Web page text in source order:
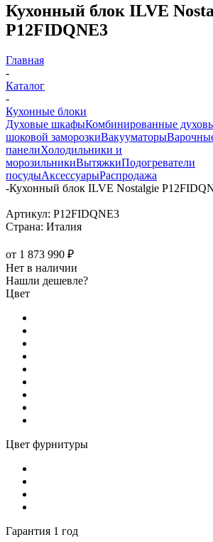
Кухонный блок ILVE
P12FIDQNE3
Главная
-
Каталог
-
Кухонные блоки
Духовые шкафыКомбинированные
шоковой заморозкиВакууматоры
панелиХолодильники и
морозильникиВытяжкиПодогреватели
посудыАксессуарыРаспродажа
-Кухонный блок ILVE Nostalgie
Артикул: P12FIDQNE3
Страна: Италия
от 1 873 990 ₽
Нет в наличии
Нашли дешевле?
Цвет
Цвет фурнитуры
Гарантия 1 год